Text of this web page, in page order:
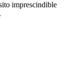
imprescindible